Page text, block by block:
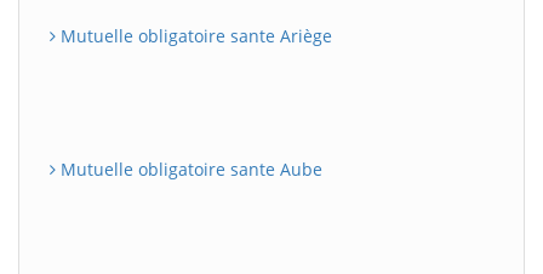
Mutuelle obligatoire sante Ariège
Mutuelle obligatoire sante Aube